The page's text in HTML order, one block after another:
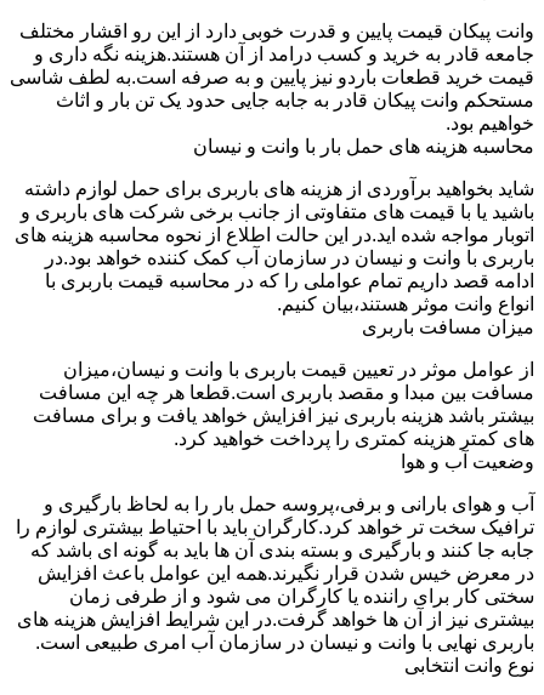
وانت پیکان قیمت پایین و قدرت خوبی دارد از این رو اقشار مختلف
جامعه قادر به خرید و کسب درامد از آن هستند.هزینه نگه داری و
قیمت خرید قطعات باردو نیز پایین و به صرفه است.به لطف شاسی
مستحکم وانت پیکان قادر به جابه جایی حدود یک تن بار و اثاث
خواهیم بود.
محاسبه هزینه های حمل بار با وانت و نیسان
شاید بخواهید برآوردی از هزینه های باربری برای حمل لوازم داشته
باشید یا با قیمت های متفاوتی از جانب برخی شرکت های باربری و
اتوبار مواجه شده اید.در این حالت اطلاع از نحوه محاسبه هزینه های
باربری با وانت و نیسان در سازمان آب کمک کننده خواهد بود.در
ادامه قصد داریم تمام عواملی را که در محاسبه قیمت باربری با
انواع وانت موثر هستند،بیان کنیم.
میزان مسافت باربری
از عوامل موثر در تعیین قیمت باربری با وانت و نیسان،میزان
مسافت بین مبدا و مقصد باربری است.قطعا هر چه این مسافت
بیشتر باشد هزینه باربری نیز افزایش خواهد یافت و برای مسافت
های کمتر هزینه کمتری را پرداخت خواهید کرد.
وضعیت آب و هوا
آب و هوای بارانی و برفی،پروسه حمل بار را به لحاظ بارگیری و
ترافیک سخت تر خواهد کرد.کارگران باید با احتیاط بیشتری لوازم را
جابه جا کنند و بارگیری و بسته بندی آن ها باید به گونه ای باشد که
در معرض خیس شدن قرار نگیرند.همه این عوامل باعث افزایش
سختی کار برای راننده یا کارگران می شود و از طرفی زمان
بیشتری نیز از آن ها خواهد گرفت.در این شرایط افزایش هزینه های
باربری نهایی با وانت و نیسان در سازمان آب امری طبیعی است.
نوع وانت انتخابی